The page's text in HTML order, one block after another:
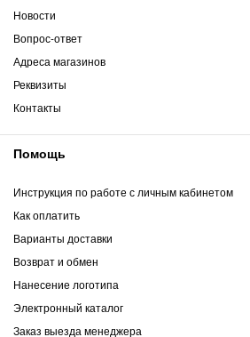
Новости
Вопрос-ответ
Адреса магазинов
Реквизиты
Контакты
Помощь
Инструкция по работе с личным кабинетом
Как оплатить
Варианты доставки
Возврат и обмен
Нанесение логотипа
Электронный каталог
Заказ выезда менеджера